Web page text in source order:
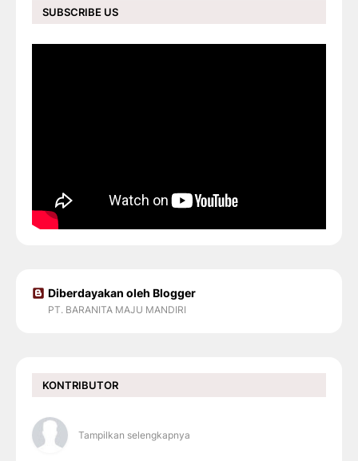
SUBSCRIBE US
Diberdayakan oleh Blogger
PT. BARANITA MAJU MANDIRI
KONTRIBUTOR
Tampilkan selengkapnya